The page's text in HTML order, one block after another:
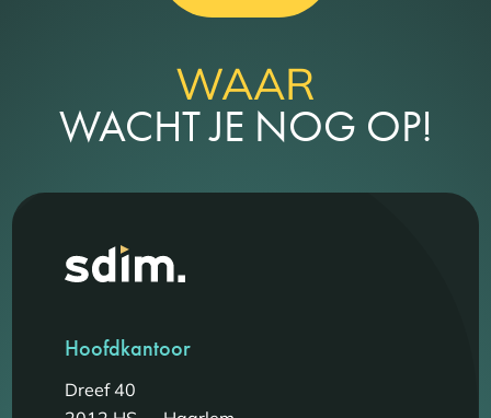
WAAR
WACHT JE NOG OP!
Hoofdkantoor
Dreef 40